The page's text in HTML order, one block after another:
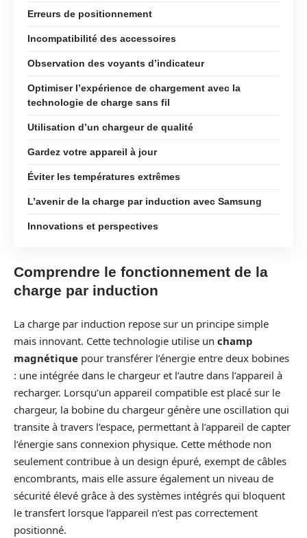
Erreurs de positionnement
Incompatibilité des accessoires
Observation des voyants d’indicateur
Optimiser l’expérience de chargement avec la
technologie de charge sans fil
Utilisation d’un chargeur de qualité
Gardez votre appareil à jour
Éviter les températures extrêmes
L’avenir de la charge par induction avec Samsung
Innovations et perspectives
Comprendre le fonctionnement de la
charge par induction
La charge par induction repose sur un principe simple
mais innovant. Cette technologie utilise un champ
magnétique pour transférer l’énergie entre deux bobines
: une intégrée dans le chargeur et l’autre dans l’appareil à
recharger. Lorsqu’un appareil compatible est placé sur le
chargeur, la bobine du chargeur génère une oscillation qui
transite à travers l’espace, permettant à l’appareil de capter
l’énergie sans connexion physique. Cette méthode non
seulement contribue à un design épuré, exempt de câbles
encombrants, mais elle assure également un niveau de
sécurité élevé grâce à des systèmes intégrés qui bloquent
le transfert lorsque l’appareil n’est pas correctement
positionné.